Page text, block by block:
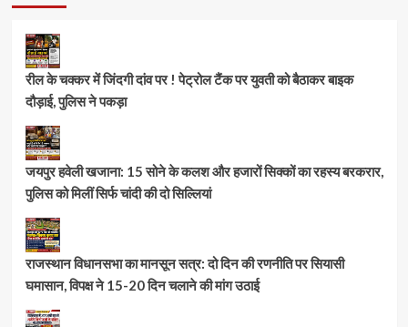
रील के चक्कर में जिंदगी दांव पर ! पेट्रोल टैंक पर युवती को बैठाकर बाइक
दौड़ाई, पुलिस ने पकड़ा
जयपुर हवेली खजाना: 15 सोने के कलश और हजारों सिक्कों का रहस्य बरकरार,
पुलिस को मिलीं सिर्फ चांदी की दो सिल्लियां
राजस्थान विधानसभा का मानसून सत्र: दो दिन की रणनीति पर सियासी
घमासान, विपक्ष ने 15-20 दिन चलाने की मांग उठाई